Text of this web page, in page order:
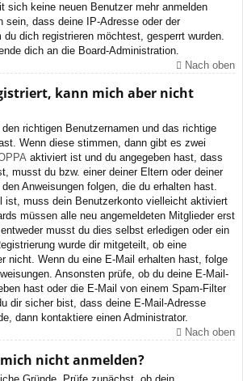
sich keine neuen Benutzer mehr anmelden
sein, dass deine IP-Adresse oder der
du dich registrieren möchtest, gesperrt wurden.
dich an die Board-Administration.
Nach oben
kann mich aber nicht
richtigen Benutzernamen und das richtige
Wenn diese stimmen, dann gibt es zwei
aktiviert ist und du angegeben hast, dass
musst du bzw. einer deiner Eltern oder deiner
Anweisungen folgen, die du erhalten hast.
ist, muss dein Benutzerkonto vielleicht aktiviert
müssen alle neu angemeldeten Mitglieder erst
musst du dies selbst erledigen oder ein
wurde dir mitgeteilt, ob eine
nicht. Wenn du eine E-Mail erhalten hast, folge
Ansonsten prüfe, ob du deine E-Mail-
hast oder die E-Mail von einem Spam-Filter
dir sicher bist, dass deine E-Mail-Adresse
dann kontaktiere einen Administrator.
Nach oben
nicht anmelden?